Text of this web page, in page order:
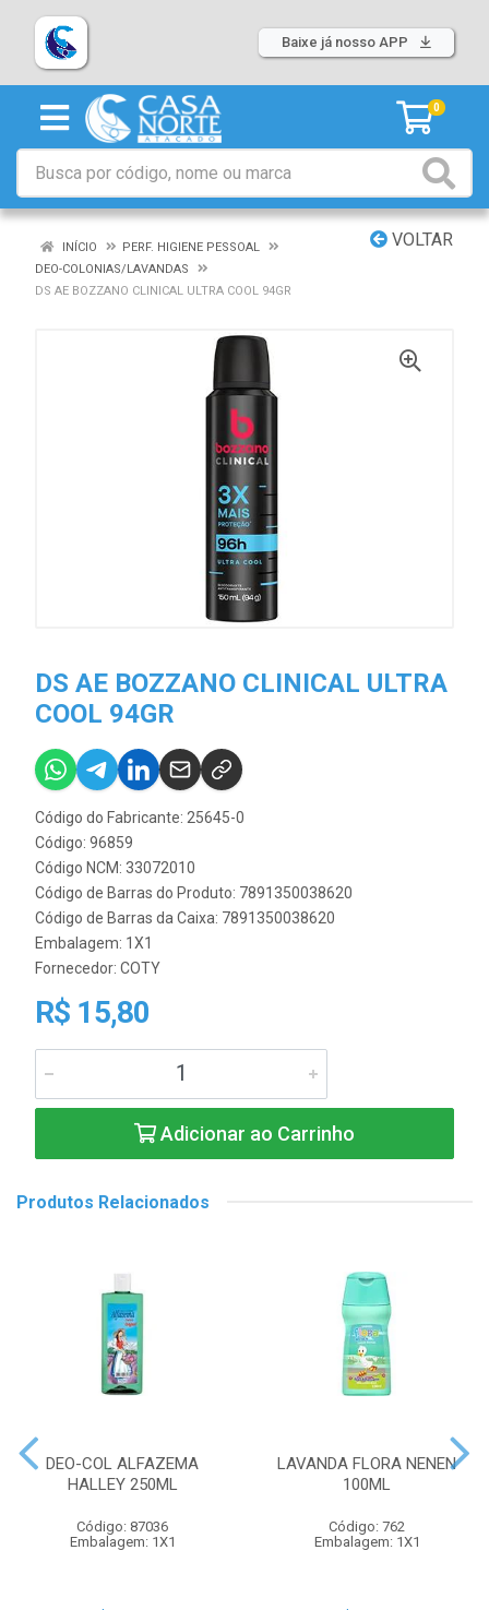
Baixe já nosso APP
0
VOLTAR
INÍCIO
PERF. HIGIENE PESSOAL
DEO-COLONIAS/LAVANDAS
DS AE BOZZANO CLINICAL ULTRA COOL 94GR
DS AE BOZZANO CLINICAL ULTRA
COOL 94GR
Código do Fabricante: 25645-0
Código: 96859
Código NCM: 33072010
Código de Barras do Produto: 7891350038620
Código de Barras da Caixa: 7891350038620
Embalagem: 1X1
Fornecedor: COTY
R$ 15,80
Adicionar ao Carrinho
Produtos Relacionados
DEO-COL ALFAZEMA
HALLEY 250ML
Código: 87036
Embalagem: 1X1
LAVANDA FLORA NENEN
100ML
Código: 762
Embalagem: 1X1